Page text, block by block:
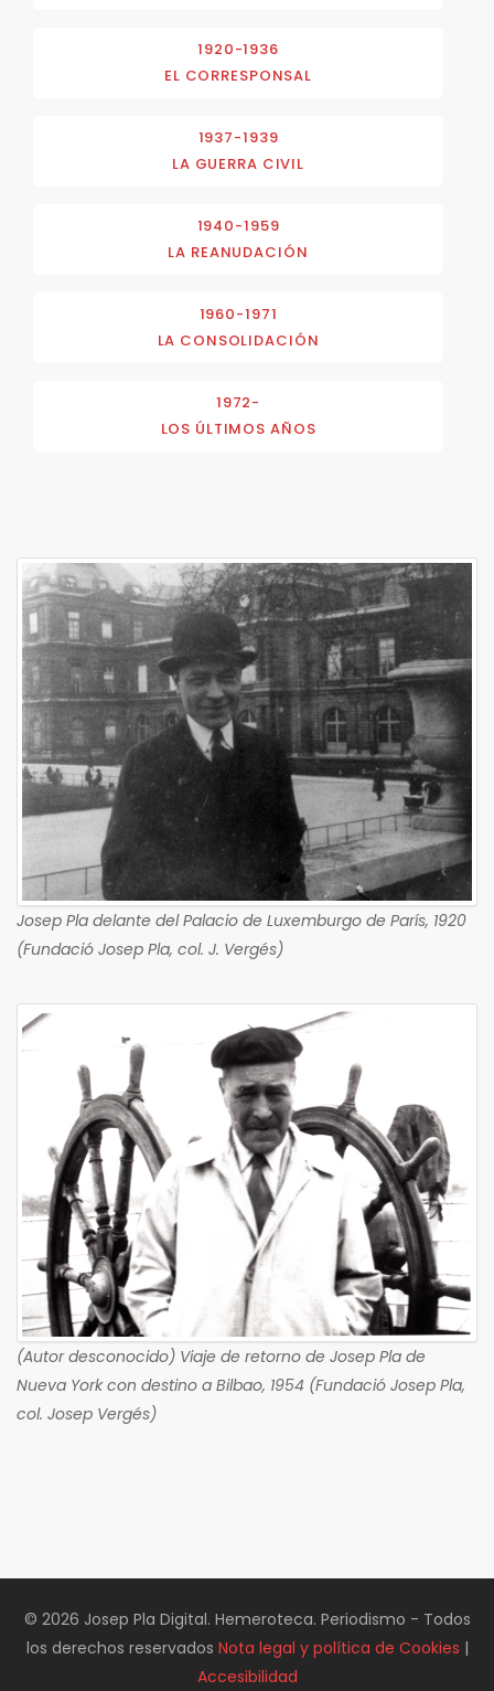
1920-1936
EL CORRESPONSAL
1937-1939
LA GUERRA CIVIL
1940-1959
LA REANUDACIÓN
1960-1971
LA CONSOLIDACIÓN
1972-
LOS ÚLTIMOS AÑOS
Josep Pla delante del Palacio de Luxemburgo de París, 1920
(Fundació Josep Pla, col. J. Vergés)
(Autor desconocido) Viaje de retorno de Josep Pla de
Nueva York con destino a Bilbao, 1954 (Fundació Josep Pla,
col. Josep Vergés)
© 2026 Josep Pla Digital. Hemeroteca. Periodismo - Todos
los derechos reservados Nota legal y política de Cookies |
Accesibilidad